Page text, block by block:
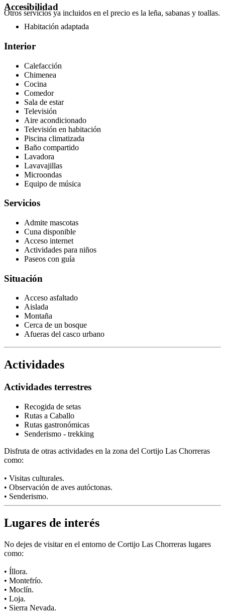
Otros servicios ya incluidos en el precio es la leña, sabanas y toallas.
Accesibilidad
Habitación adaptada
Interior
Calefacción
Chimenea
Cocina
Comedor
Sala de estar
Televisión
Aire acondicionado
Televisión en habitación
Piscina climatizada
Baño compartido
Lavadora
Lavavajillas
Microondas
Equipo de música
Servicios
Admite mascotas
Cuna disponible
Acceso internet
Actividades para niños
Paseos con guía
Situación
Acceso asfaltado
Aislada
Montaña
Cerca de un bosque
Afueras del casco urbano
Actividades
Actividades terrestres
Recogida de setas
Rutas a Caballo
Rutas gastronómicas
Senderismo - trekking
Disfruta de otras actividades en la zona del Cortijo Las Chorreras
como:
• Visitas culturales.
• Observación de aves autóctonas.
• Senderismo.
Lugares de interés
No dejes de visitar en el entorno de Cortijo Las Chorreras lugares
como:
• Íllora.
• Montefrío.
• Moclín.
• Loja.
• Sierra Nevada.